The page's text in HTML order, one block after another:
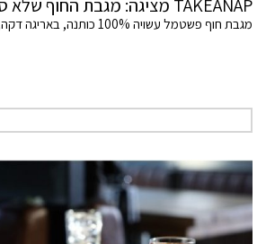
TAKEANAP מציגה: מגבת החוף שלא סוחבת חול
מגבת חוף פשטמל עשויה 100% כותנה, באריגה דקה, רכה ואוורירית.